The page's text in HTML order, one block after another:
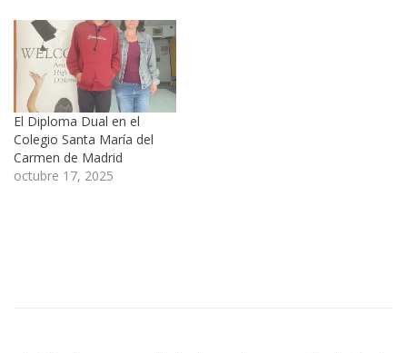
El Diploma Dual en el
Colegio Santa María del
Carmen de Madrid
octubre 17, 2025